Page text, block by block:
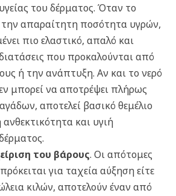
του δέρματος. Όταν το
απαραίτητη ποσότητα υγρών,
πιο ελαστικό, απαλό και
που προκαλούνται από
ή την ανάπτυξη. Αν και το νερό
μπορεί να αποτρέψει πλήρως
αποτελεί βασικό θεμέλιο
και υγιή
του βάρους. Οι απότομες
για ταχεία αύξηση είτε
κιλών, αποτελούν έναν από